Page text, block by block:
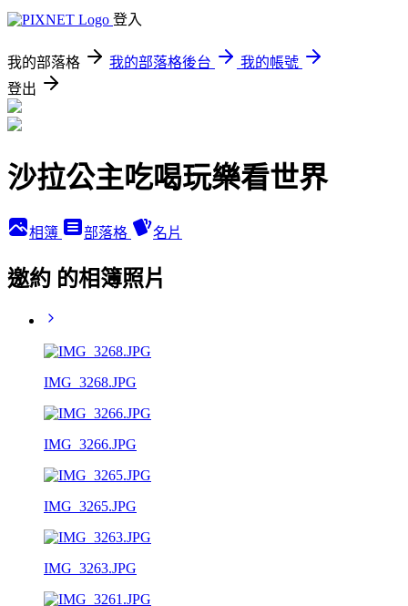
登入
我的部落格 我的部落格後台
我的帳號
登出
沙拉公主吃喝玩樂看世界
相簿 部落格 名片
邀約 的相簿照片
IMG_3268.JPG
IMG_3266.JPG
IMG_3265.JPG
IMG_3263.JPG